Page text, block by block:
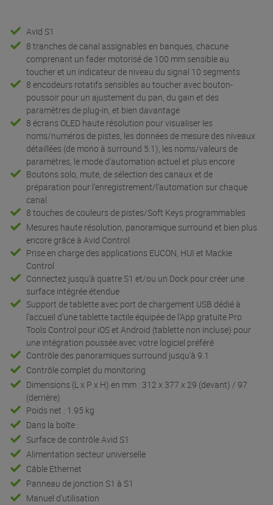
Avid S1
8 tranches de canal assignables en banques, chacune
comprenant un fader motorisé de 100 mm sensible au
toucher et un indicateur de niveau du signal 10 segments
8 encodeurs rotatifs sensibles au toucher avec bouton-
poussoir pour un ajustement du pan, du gain et des
paramètres de plug-in, et bien davantage
8 écrans OLED haute résolution pour visualiser les
noms/numéros de pistes, les données de mesure des niveaux
détaillées (de mono à surround 5.1), les noms/valeurs de
paramètres, le mode d'automation actuel et plus encore
Boutons solo, mute, de sélection des canaux et de
préparation pour l'enregistrement/l'automation sur chaque
canal
8 touches de couleurs de pistes/Soft Keys programmables
Mesures haute résolution, panoramique surround et bien plus
encore grâce à Avid Control
Prise en charge des applications EUCON, HUI et Mackie
Control
Connectez jusqu'à quatre S1 et/ou un Dock pour créer une
surface intégrée étendue
Support de tablette avec port de chargement USB dédié à
l'accueil d'une tablette tactile équipée de l'App gratuite Pro
Tools Control pour iOS et Android (tablette non incluse) pour
une intégration poussée avec votre logiciel préféré
Contrôle des panoramiques surround jusqu'à 9.1
Contrôle complet du monitoring
Dimensions (L x P x H) en mm : 312 x 377 x 29 (devant) / 97
(derrière)
Poids net : 1.95 kg
Dans la boîte :
Surface de contrôle Avid S1
Alimentation secteur universelle
Câble Ethernet
Panneau de jonction S1 à S1
Manuel d’utilisation